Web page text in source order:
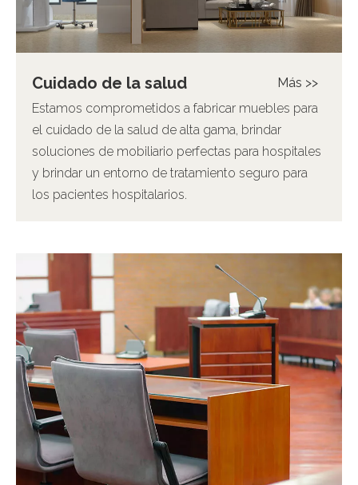
Cuidado de la salud
Más >>
Estamos comprometidos a fabricar muebles para
el cuidado de la salud de alta gama, brindar
soluciones de mobiliario perfectas para hospitales
y brindar un entorno de tratamiento seguro para
los pacientes hospitalarios.